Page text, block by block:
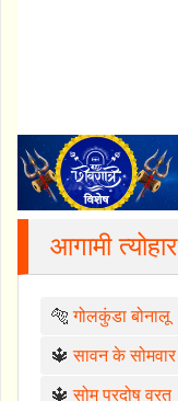
आगामी त्योहार
🐅गोलकुंडा बोनालू
🔱सावन के सोमवार
🔱सोम प्रदोष व्रत